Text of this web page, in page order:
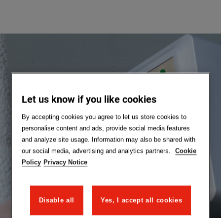
Let us know if you like cookies
By accepting cookies you agree to let us store cookies to
personalise content and ads, provide social media features
and analyze site usage. Information may also be shared with
our social media, advertising and analytics partners.
Cookie
Policy Privacy Notice
Disable all Yes, I accept all cookies